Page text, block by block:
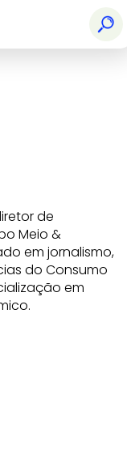
de
Meio &
em jornalismo,
do Consumo
em